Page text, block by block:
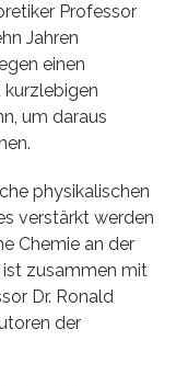
Professor
Jahren
einen
um daraus
physikalischen
verstärkt werden
Chemie an der
ist zusammen mit
Dr. Ronald
der